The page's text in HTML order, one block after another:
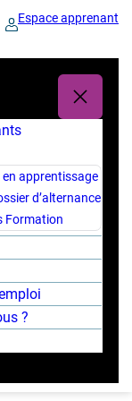
Espace apprenant
apprentissage
d’alternance
Formation
?